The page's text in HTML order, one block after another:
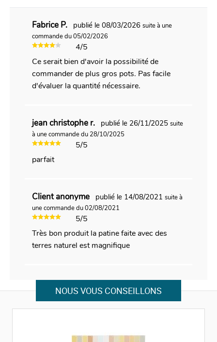
Fabrice P. publié le 08/03/2026 suite à une
commande du 05/02/2026
4/5
Ce serait bien d'avoir la possibilité de
commander de plus gros pots. Pas facile
d'évaluer la quantité nécessaire.
jean christophe r. publié le 26/11/2025 suite
à une commande du 28/10/2025
5/5
parfait
Client anonyme publié le 14/08/2021 suite à
une commande du 02/08/2021
5/5
Très bon produit la patine faite avec des
terres naturel est magnifique
NOUS VOUS CONSEILLONS